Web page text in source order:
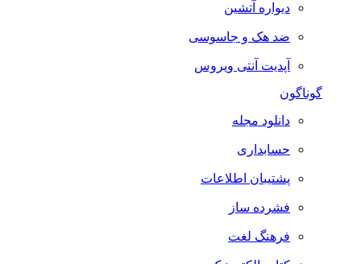
دیواره آتشین
ضد هک و جاسوسی
آپدیت آنتی ویروس
گوناگون
دانلود مجله
حسابداری
پشتیبان اطلاعات
فشرده ساز
فرهنگ لغت